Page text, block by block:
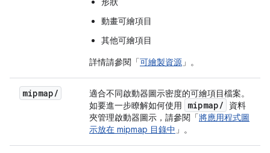
動畫可繪項目
其他可繪項目
詳情請參閱「可繪製資源 」。
mipmap/
適合不同啟動器圖示密度的可繪項目檔案。
如要進一步瞭解如何使用
mipmap/
資料
夾管理啟動器圖示，請參閱「將應用程式圖
示放在 mipmap 目錄中 」。